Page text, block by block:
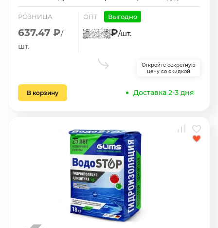
РОЗНИЦА
637.47 ₽/
шт.
ОПТ Выгодно
₽/шт.
Откройте секретную
цену со скидкой
В корзину Доставка 2-3 дня